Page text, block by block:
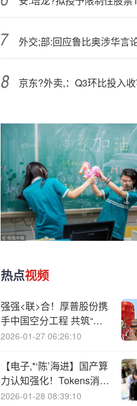
热点视频
强强<联>合！厚普股份携
手中国空分工程 共筑“装
备+工程”一体化新生态
2026-01-27 06:26:10
【电子,*‘陈’海进】国产算
力认知强化！Tokens消耗
——AI需求侧核心逻辑正
2026-01-28 08:39:10